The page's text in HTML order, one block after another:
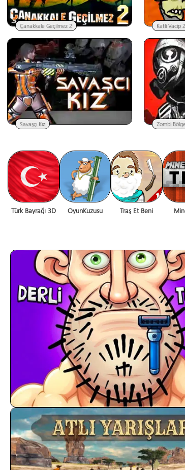
Çanakkale Geçilmez 2 Katli Vacip 2
Savaşçı Kız Zombi
Türk Bayrağı 3D OyunKuzusu Traş Et Beni